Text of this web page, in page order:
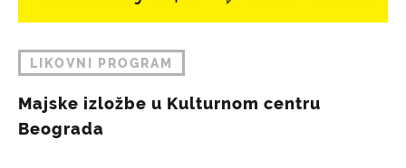
LIKOVNI PROGRAM
Majske izložbe u Kulturnom centru
Beograda